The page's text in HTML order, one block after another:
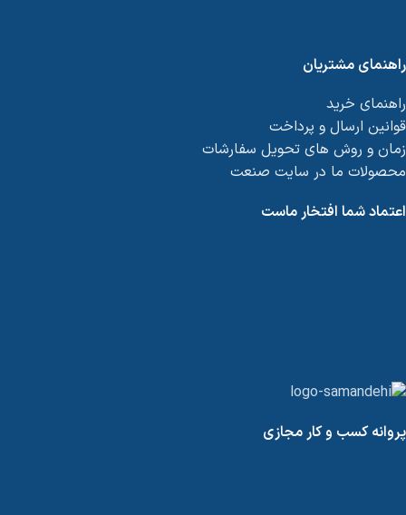
راهنمای مشتریان
راهنمای خرید
قوانین ارسال و پرداخت
زمان و روش های تحویل سفارشات
محصولات ما در سایت صنعت
اعتماد شما افتخار ماست
پروانه کسب و کار مجازی